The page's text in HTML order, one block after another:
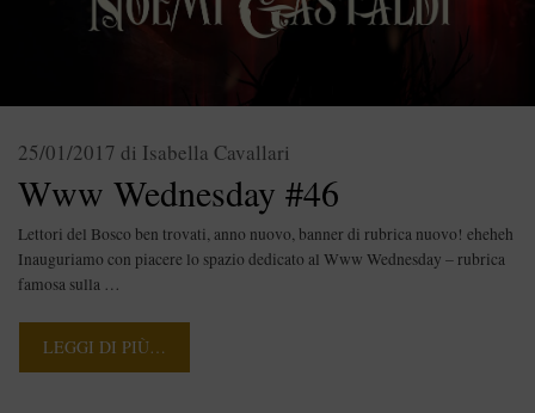
Www Wednesday #46
25/01/2017 di Isabella Cavallari
Lettori del Bosco ben trovati, anno nuovo, banner di rubrica nuovo! eheheh
Inauguriamo con piacere lo spazio dedicato al Www Wednesday – rubrica
famosa sulla …
LEGGI DI PIÙ…